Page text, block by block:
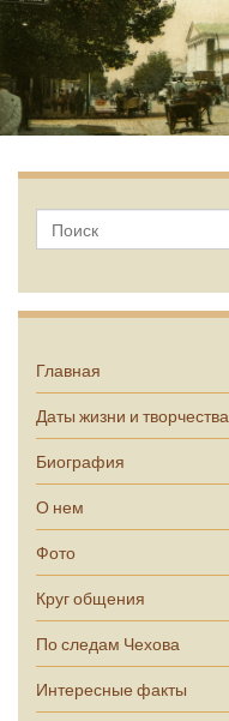
Главная
Даты жизни и творчества
Биография
О нем
Фото
Круг общения
По следам Чехова
Интересные факты